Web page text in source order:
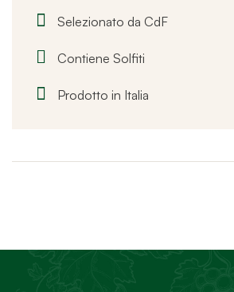
Selezionato da CdF
Contiene Solfiti
Prodotto in Italia